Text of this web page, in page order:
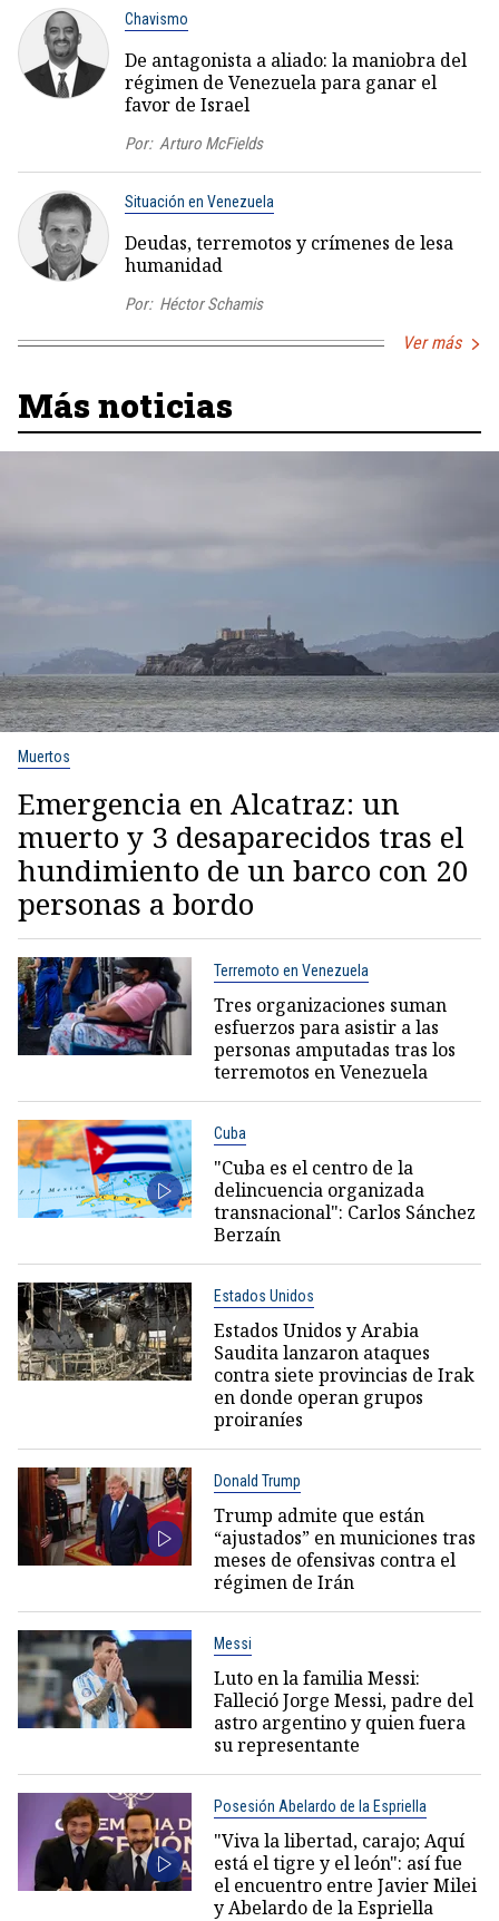
Chavismo
De antagonista a aliado: la maniobra del
régimen de Venezuela para ganar el
favor de Israel
Por: Arturo McFields
Situación en Venezuela
Deudas, terremotos y crímenes de lesa
humanidad
Por: Héctor Schamis
Ver más
Más noticias
Muertos
Emergencia en Alcatraz: un
muerto y 3 desaparecidos tras el
hundimiento de un barco con 20
personas a bordo
Terremoto en Venezuela
Tres organizaciones suman
esfuerzos para asistir a las
personas amputadas tras los
terremotos en Venezuela
Cuba
"Cuba es el centro de la
delincuencia organizada
transnacional": Carlos Sánchez
Berzaín
Estados Unidos
Estados Unidos y Arabia
Saudita lanzaron ataques
contra siete provincias de Irak
en donde operan grupos
proiraníes
Donald Trump
Trump admite que están
“ajustados” en municiones tras
meses de ofensivas contra el
régimen de Irán
Messi
Luto en la familia Messi:
Falleció Jorge Messi, padre del
astro argentino y quien fuera
su representante
Posesión Abelardo de la Espriella
"Viva la libertad, carajo; Aquí
está el tigre y el león": así fue
el encuentro entre Javier Milei
y Abelardo de la Espriella